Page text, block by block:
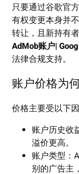
只要通过谷歌官
有权变更本身并
转让，且新持有
AdMob账户|
法律合规支持。
账户价格为
价格主要受以下
账户历史收
溢价更高。
账户类型：
别的广告主